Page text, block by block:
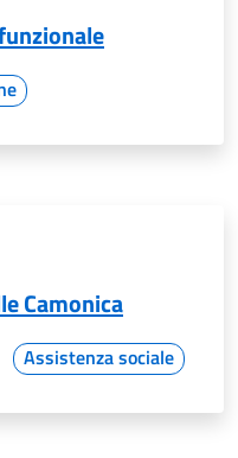
Camonica
Assistenza sociale